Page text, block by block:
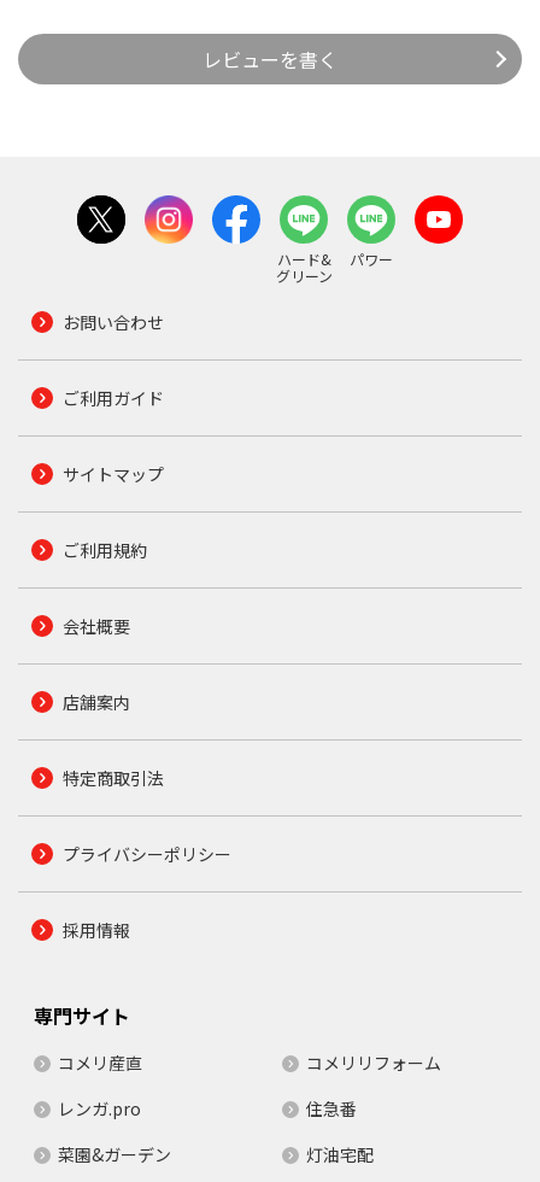
レビューを書く
ハード&
グリーン
パワー
お問い合わせ
ご利用ガイド
サイトマップ
ご利用規約
会社概要
店舗案内
特定商取引法
プライバシーポリシー
採用情報
専門サイト
コメリ産直
コメリリフォーム
レンガ.pro
住急番
菜園&ガーデン
灯油宅配